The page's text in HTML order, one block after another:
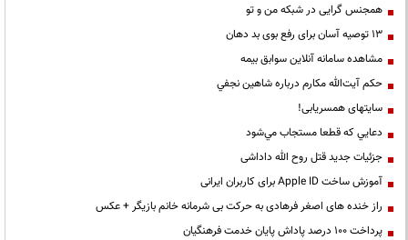
همجنس گرایی در شبکه من و تو
13 توصیه آسان برای رفع بوی بد دهان
مشاهده سامانه آنلاين سوابق بیمه
حكم آيت‌الله مكارم درباره شاهين نجفي
سایتهای همسریابی!
دعايي كه قطعا مستجاب مي‌شود
جزئیات جدید قتل روح الله داداشی
آموزش ساخت Apple ID برای کاربران ایرانی
راز خنده های اصغر فرهادی به حرکت بی شرمانه خانم بازیگر + عکس
پرداخت ۱۰۰ درصد پاداش پایان خدمت فرهنگیان